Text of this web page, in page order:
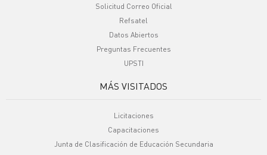
Solicitud Correo Oficial
Refsatel
Datos Abiertos
Preguntas Frecuentes
UPSTI
MÁS VISITADOS
Licitaciones
Capacitaciones
Junta de Clasificación de Educación Secundaria